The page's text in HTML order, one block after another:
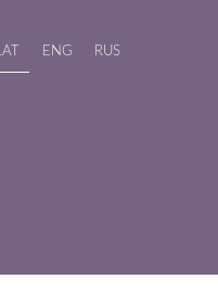
ENG RUS